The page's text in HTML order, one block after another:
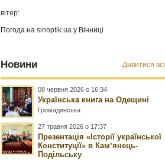
вітер:
Погода наsinoptik.ua у Вінниці
Новини Дивитися всі
08 червня 2026 о 16:34
Українська книга на Одещині
Громадянська
27 травня 2026 о 17:37
Презентація «Історії української
Конституції» в Камʼянець-
Подільську